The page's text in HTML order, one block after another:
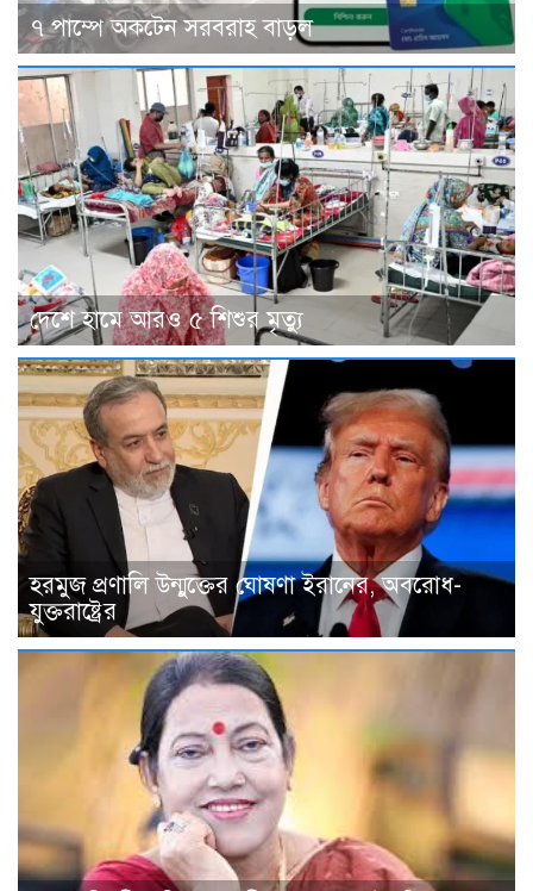
৭ পাম্পে অকটেন সরবরাহ বাড়ল
দেশে হামে আরও ৫ শিশুর মৃত্যু
হরমুজ প্রণালি উন্মুক্তের ঘোষণা ইরানের, অবরোধ-
যুক্তরাষ্ট্রের